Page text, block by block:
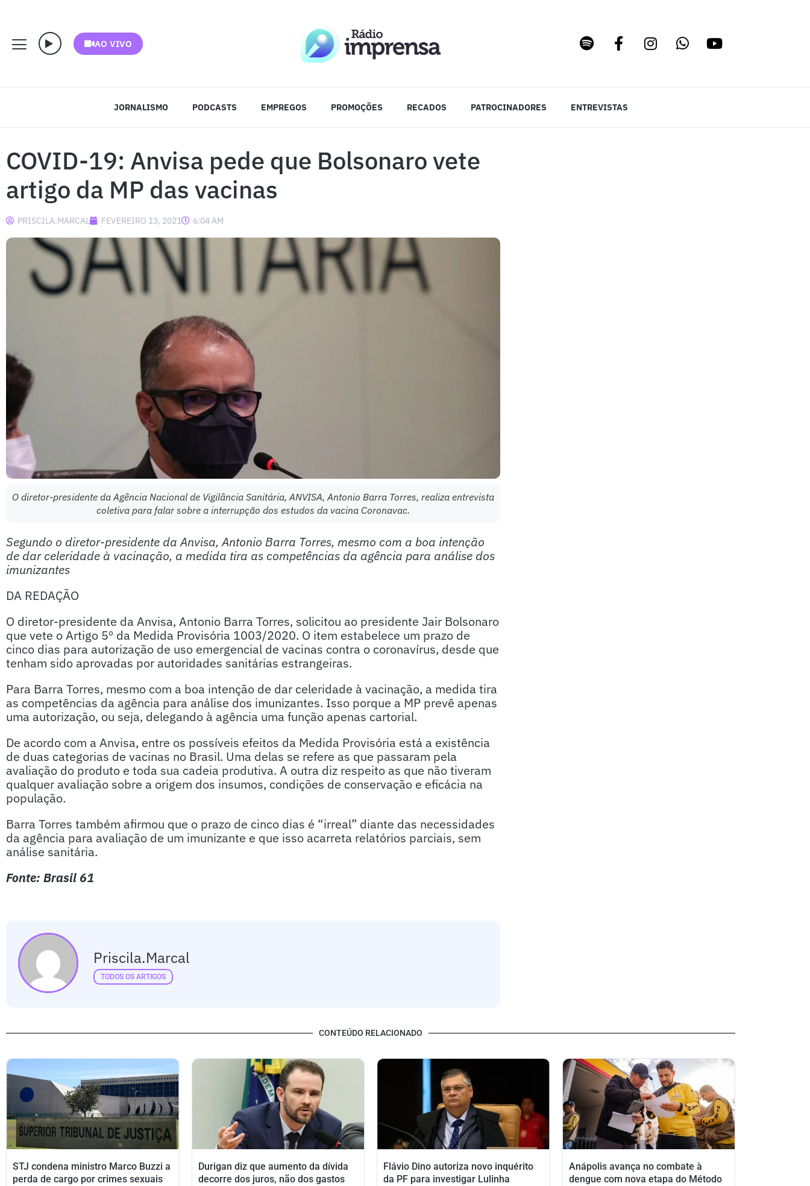
AO VIVO
JORNALISMO PODCASTS EMPREGOS PROMOÇÕES RECADOS PATROCINADORES ENTREVISTAS
COVID-19: Anvisa pede que Bolsonaro vete
artigo da MP das vacinas
PRISCILA.MARCAL FEVEREIRO 13, 2021 6:04 AM
O diretor-presidente da Agência Nacional de Vigilância Sanitária, ANVISA, Antonio Barra Torres, realiza entrevista
coletiva para falar sobre a interrupção dos estudos da vacina Coronavac.
Segundo o diretor-presidente da Anvisa, Antonio Barra Torres, mesmo com a boa intenção
de dar celeridade à vacinação, a medida tira as competências da agência para análise dos
imunizantes
DA REDAÇÃO
O diretor-presidente da Anvisa, Antonio Barra Torres, solicitou ao presidente Jair Bolsonaro
que vete o Artigo 5º da Medida Provisória 1003/2020. O item estabelece um prazo de
cinco dias para autorização de uso emergencial de vacinas contra o coronavírus, desde que
tenham sido aprovadas por autoridades sanitárias estrangeiras.
Para Barra Torres, mesmo com a boa intenção de dar celeridade à vacinação, a medida tira
as competências da agência para análise dos imunizantes. Isso porque a MP prevê apenas
uma autorização, ou seja, delegando à agência uma função apenas cartorial.
De acordo com a Anvisa, entre os possíveis efeitos da Medida Provisória está a existência
de duas categorias de vacinas no Brasil. Uma delas se refere as que passaram pela
avaliação do produto e toda sua cadeia produtiva. A outra diz respeito as que não tiveram
qualquer avaliação sobre a origem dos insumos, condições de conservação e eficácia na
população.
Barra Torres também afirmou que o prazo de cinco dias é “irreal” diante das necessidades
da agência para avaliação de um imunizante e que isso acarreta relatórios parciais, sem
análise sanitária.
Fonte: Brasil 61
Priscila.marcal
TODOS OS ARTIGOS
CONTEÚDO RELACIONADO
STJ condena ministro Marco Buzzi a
perda de cargo por crimes sexuais
Durigan diz que aumento da dívida
decorre dos juros, não dos gastos
Flávio Dino autoriza novo inquérito
da PF para investigar Lulinha
Anápolis avança no combate à
dengue com nova etapa do Método